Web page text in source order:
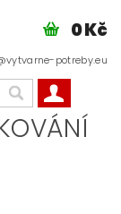
potreby.eu
0 Kč